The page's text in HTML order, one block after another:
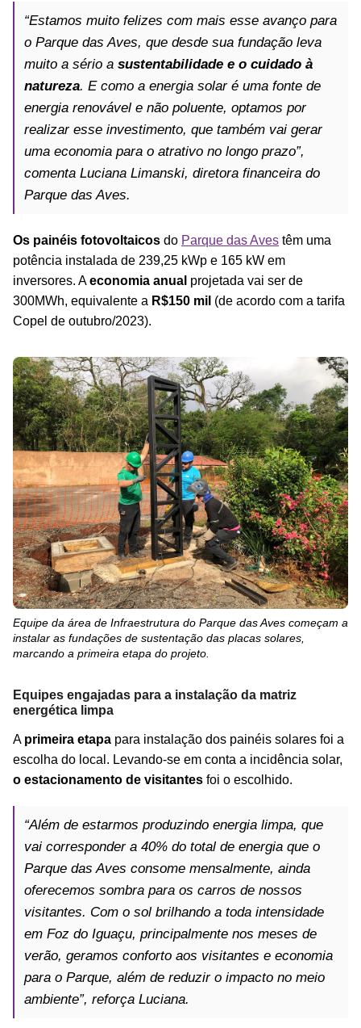
“Estamos muito felizes com mais esse avanço para
o Parque das Aves, que desde sua fundação leva
muito a sério a sustentabilidade e o cuidado à
natureza. E como a energia solar é uma fonte de
energia renovável e não poluente, optamos por
realizar esse investimento, que também vai gerar
uma economia para o atrativo no longo prazo”,
comenta Luciana Limanski, diretora financeira do
Parque das Aves.
Os painéis fotovoltaicos do Parque das Aves têm uma
potência instalada de 239,25 kWp e 165 kW em
inversores. Aeconomia anual projetada vai ser de
300MWh, equivalente a R$150 mil (de acordo com a tarifa
Copel de outubro/2023).
Equipe da área de Infraestrutura do Parque das Aves começam a
instalar as fundações de sustentação das placas solares,
marcando a primeira etapa do projeto.
Equipes engajadas para a instalação da matriz
energética limpa
A primeira etapa para instalação dos painéis solares foi a
escolha do local. Levando-se em conta a incidência solar,
o estacionamento de visitantes foi o escolhido.
“Além de estarmos produzindo energia limpa, que
vai corresponder a 40% do total de energia que o
Parque das Aves consome mensalmente, ainda
oferecemos sombra para os carros de nossos
visitantes. Com o sol brilhando a toda intensidade
em Foz do Iguaçu, principalmente nos meses de
verão, geramos conforto aos visitantes e economia
para o Parque, além de reduzir o impacto no meio
ambiente”, reforça Luciana.